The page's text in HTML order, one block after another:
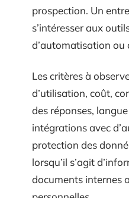
prospection. Un
s’intéresser aux
d’automatisation ou
Les critères à
d’utilisation, coût,
des réponses,
intégrations avec
protection des
lorsqu’il s’agit
documents internes